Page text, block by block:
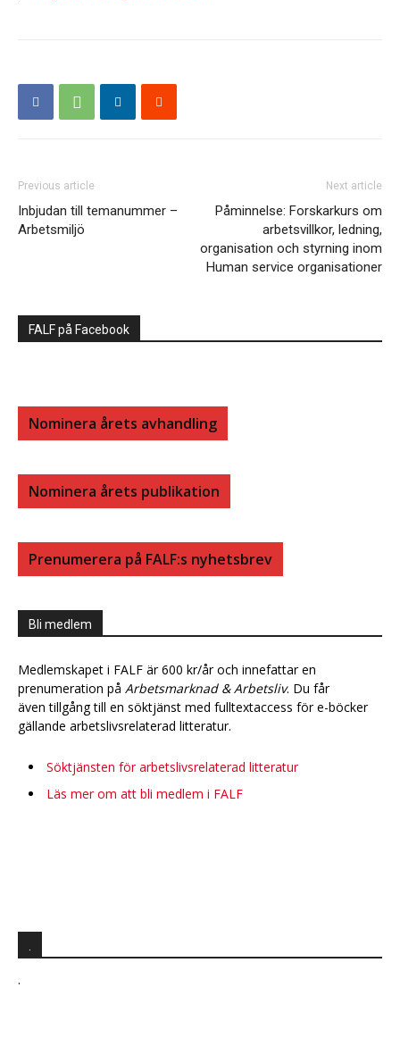
Previous article
Inbjudan till temanummer –
Arbetsmiljö
Next article
Påminnelse: Forskarkurs om
arbetsvillkor, ledning,
organisation och styrning inom
Human service organisationer
FALF på Facebook
Nominera årets avhandling
Nominera årets publikation
Prenumerera på FALF:s nyhetsbrev
Bli medlem
Medlemskapet i FALF är 600 kr/år och innefattar en
prenumeration på Arbetsmarknad & Arbetsliv. Du får
även tillgång till en söktjänst med fulltextaccess för e-böcker
gällande arbetslivsrelaterad litteratur.
Söktjänsten för arbetslivsrelaterad litteratur
Läs mer om att bli medlem i FALF
.